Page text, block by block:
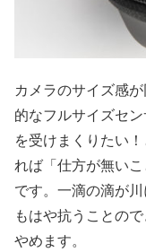
カメラのサイズ感
的なフルサイズセ
を受けまくりたい
れば「仕方が無い
です。一滴の滴が
もはや抗うことの
やめます。